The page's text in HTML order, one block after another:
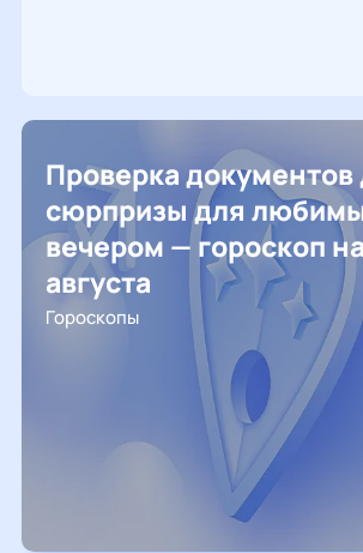
Проверка
сюрпризы для
вечером — гороскоп
августа
Гороскопы